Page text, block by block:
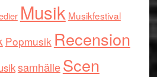
Musik Musikfestival
Popmusik Recension
samhälleScen